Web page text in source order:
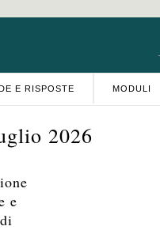
E RISPOSTE MODULI
2026
e